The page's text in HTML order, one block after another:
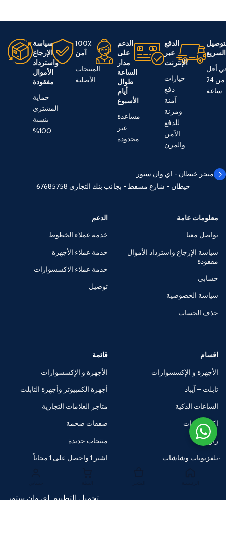
السريع
أقل
من 24
ساعة
الدفع
عبر
الإنترنت
خيارات
دفع
آمنة
ومرنة
للدفع
الآمن
والمرن
الدعم
على
مدار
الساعة
طوال
أيام
الأسبوع
مساعدة
غير
محدودة
100٪
آمن
المنتجات
الأصلية
سياسة
الإرجاع
واسترداد
الأموال
مفقودة
حماية
المشتري
بنسبة
100%
متجر خيطان - اي وان ستور
خيطان - شارع مسقط - بجانب بنك التجاري 67685758
معلومات عامة
تواصل معنا
سياسة الإرجاع واسترداد الأموال
مفقودة
حسابي
سياسة الخصوصية
حذف الحساب
الدعم
خدمة عملاء الخطوط
خدمة عملاء الأجهزة
خدمة عملاء الاكسسوارات
توصيل
اقسام
الأجهزة و الإكسسوارات
تابلت – آيباد
الساعات الذكية
اكسسوارات
راوترات
تلفزيونات وشاشات
قائمة
الأجهزة و الإكسسوارات
أجهزة الكمبيوتر وأجهزة التابلت
متاجر العلامات التجارية
صفقات ضخمة
منتجات جديدة
اشتر 1 واحصل على 1 مجاناً
تحميل التطبيق اي وان ستور